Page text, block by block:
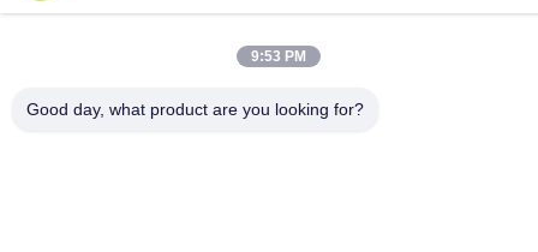
ติดต่อเรา
นโยบายความเป็นส่วนตัว| แผนผังเว็บไซต์| จีน ดี คุณภาพ แท่น
9:53 PM
Good day, what product are you looking for?